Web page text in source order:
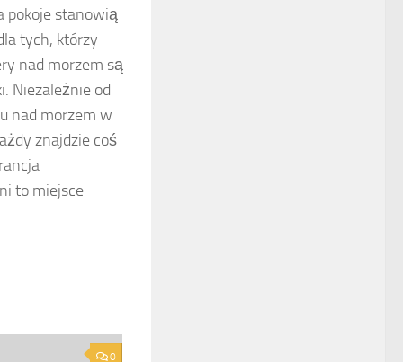
pokoje stanowią
tych, którzy
nad morzem są
Niezależnie od
nad morzem w
znajdzie coś
to miejsce
0